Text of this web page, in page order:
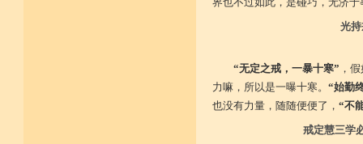
光
“无定之戒，一暴十寒” ，
力嘛，所以是一曝十寒。 “始勤
也没有力量，随随便便了， “不
戒定慧三学